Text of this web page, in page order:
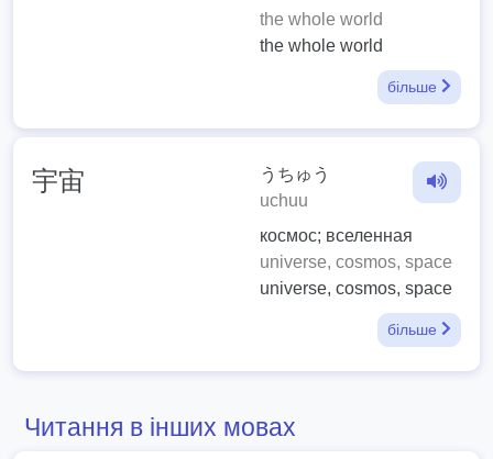
the whole world
the whole world
більше
宇宙
うちゅう
uchuu
космос; вселенная
universe, cosmos, space
universe, cosmos, space
більше
Читання в інших мовах